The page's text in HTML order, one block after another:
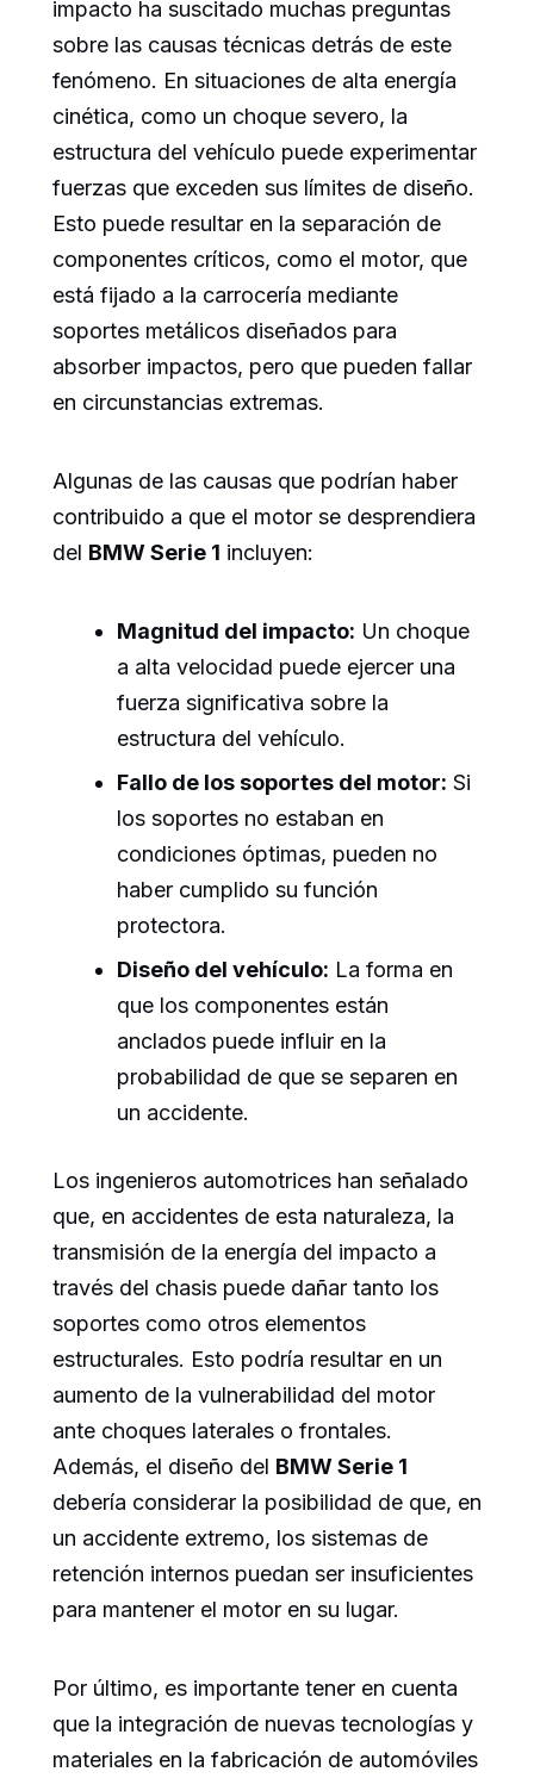
impacto ha suscitado muchas preguntas
sobre las causas técnicas detrás de este
fenómeno. En situaciones de alta energía
cinética, como un choque severo, la
estructura del vehículo puede experimentar
fuerzas que exceden sus límites de diseño.
Esto puede resultar en la separación de
componentes críticos, como el motor, que
está fijado a la carrocería mediante
soportes metálicos diseñados para
absorber impactos, pero que pueden fallar
en circunstancias extremas.
Algunas de las causas que podrían haber
contribuido a que el motor se desprendiera
del BMW Serie 1 incluyen:
Magnitud del impacto: Un choque
a alta velocidad puede ejercer una
fuerza significativa sobre la
estructura del vehículo.
Fallo de los soportes del motor: Si
los soportes no estaban en
condiciones óptimas, pueden no
haber cumplido su función
protectora.
Diseño del vehículo: La forma en
que los componentes están
anclados puede influir en la
probabilidad de que se separen en
un accidente.
Los ingenieros automotrices han señalado
que, en accidentes de esta naturaleza, la
transmisión de la energía del impacto a
través del chasis puede dañar tanto los
soportes como otros elementos
estructurales. Esto podría resultar en un
aumento de la vulnerabilidad del motor
ante choques laterales o frontales.
Además, el diseño del BMW Serie 1
debería considerar la posibilidad de que, en
un accidente extremo, los sistemas de
retención internos puedan ser insuficientes
para mantener el motor en su lugar.
Por último, es importante tener en cuenta
que la integración de nuevas tecnologías y
materiales en la fabricación de automóviles